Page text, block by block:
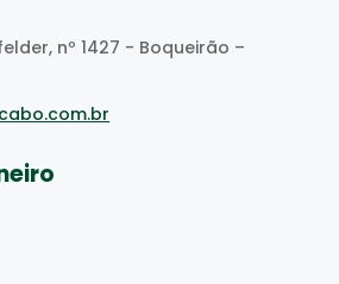
nº 1427 - Boqueirão –